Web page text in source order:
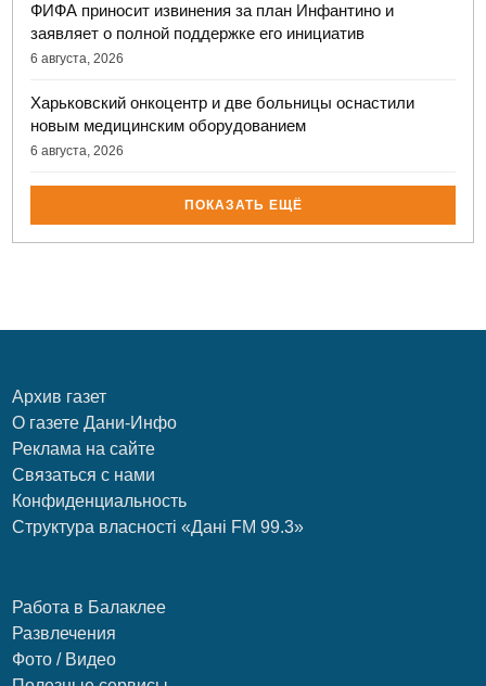
ФИФА приносит извинения за план Инфантино и
заявляет о полной поддержке его инициатив
6 августа, 2026
Харьковский онкоцентр и две больницы оснастили
новым медицинским оборудованием
6 августа, 2026
ПОКАЗАТЬ ЕЩЁ
Архив газет
О газете Дани-Инфо
Реклама на сайте
Связаться с нами
Конфиденциальность
Структура власності «Дані FM 99.3»
Работа в Балаклее
Развлечения
Фото / Видео